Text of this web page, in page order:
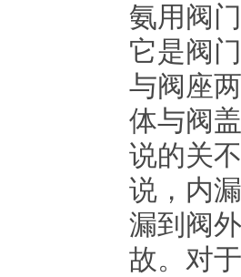
氨用阀
它是阀
与阀座
体与阀
说的关
说，内
漏到阀
故。对